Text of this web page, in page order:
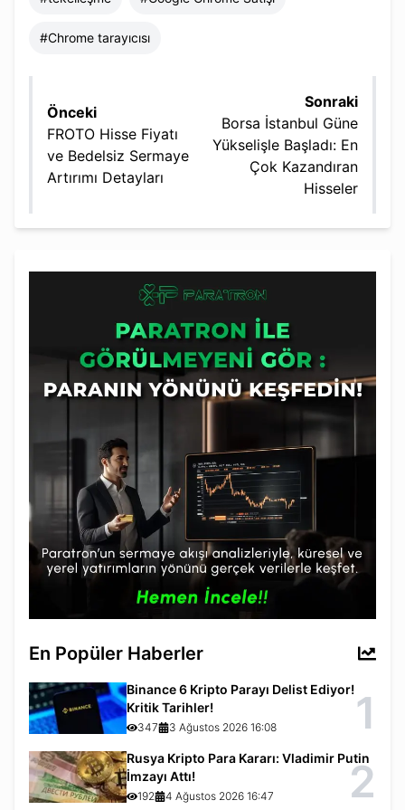
#Chrome tarayıcısı
Önceki
FROTO Hisse Fiyatı
ve Bedelsiz Sermaye
Artırımı Detayları
Sonraki
Borsa İstanbul Güne
Yükselişle Başladı: En
Çok Kazandıran
Hisseler
En Popüler Haberler
Binance 6 Kripto Parayı Delist Ediyor!
Kritik Tarihler!
347 3 Ağustos 2026 16:08 1
Rusya Kripto Para Kararı: Vladimir Putin
İmzayı Attı!
192 4 Ağustos 2026 16:47 2